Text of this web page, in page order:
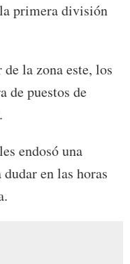
primera división
la zona este, los
de puestos de
endosó una
en las horas